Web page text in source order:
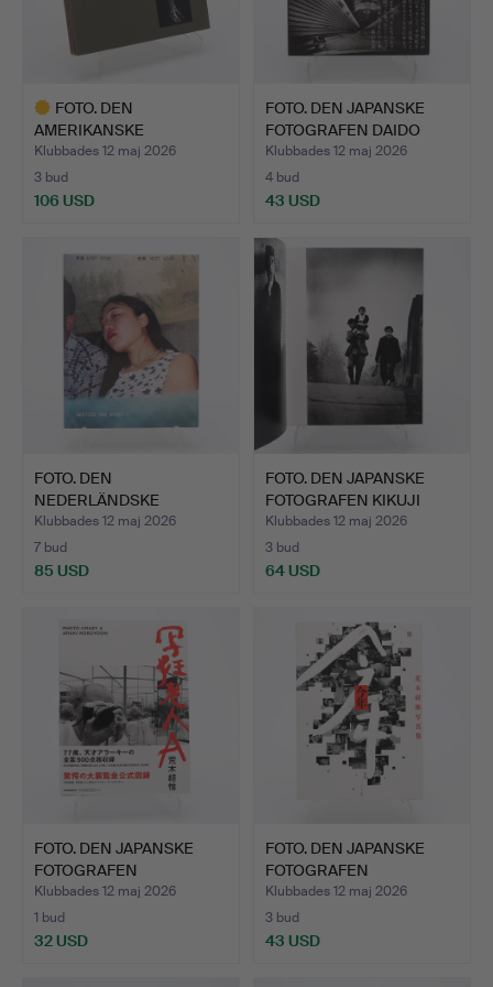
FOTO. DEN
AMERIKANSKE
FOTOGRAFEN JOEL-
PETE…
Klubbades 12 maj 2026
3 bud
106 USD
föremål
FOTO. DEN JAPANSKE
FOTOGRAFEN DAIDO
MORIYA…
Klubbades 12 maj 2026
4 bud
43 USD
FOTO. DEN
NEDERLÄNDSKE
FOTOGRAFEN BERTIEN …
Klubbades 12 maj 2026
7 bud
85 USD
FOTO. DEN JAPANSKE
FOTOGRAFEN KIKUJI
KAWAD…
Klubbades 12 maj 2026
3 bud
64 USD
FOTO. DEN JAPANSKE
FOTOGRAFEN
NOBUYOSHI AR…
Klubbades 12 maj 2026
1 bud
32 USD
FOTO. DEN JAPANSKE
FOTOGRAFEN
NOBUYOSHI AR…
Klubbades 12 maj 2026
3 bud
43 USD